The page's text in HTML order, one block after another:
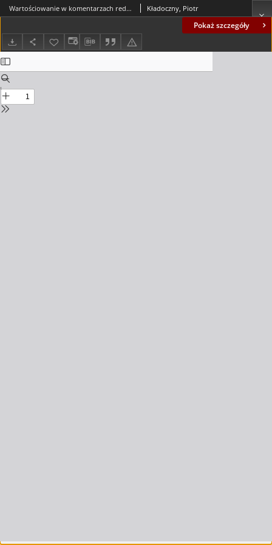
Pokaż szczegóły
Wartościowanie w komentarzach redaktorów TVP Kultura po występach uczestników XVIII Międzynarodowego Konkursu Chopinowskiego w 2021 r. = Evaluation in the comments of the editors of TVP Kultura after the performances of the participants of the XVIII International Chopin Competition in 2021 Kładoczny, Piotr